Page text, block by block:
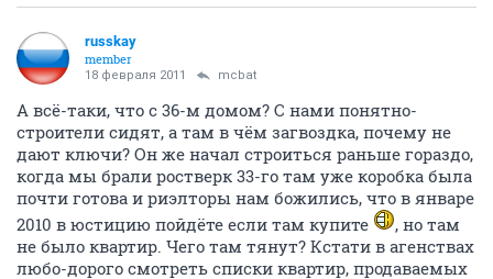
Энергомонтажа впринципе правильно
ОТВЕТИТЬ
Evidence
guru
18 февраля 2011 leo13
можно и на сайте компании отвечать?
это более
правильно, там и форум бы был...
ОТВЕТИТЬ